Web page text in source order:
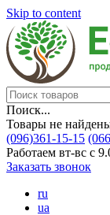
Skip to content
Поиск...
Товары не
(096)361-15-15
Работаем вт-вс с
Заказать звонок
ru
ua